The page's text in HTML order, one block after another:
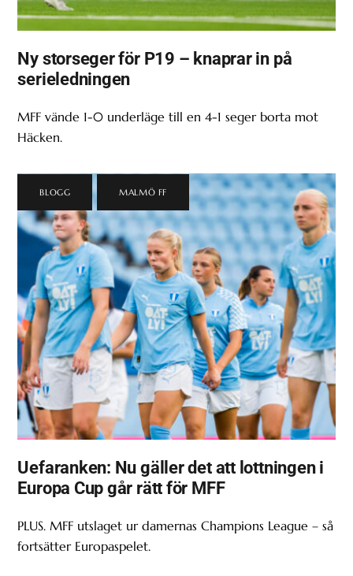
Ny storseger för P19 – knaprar in på
serieledningen
MFF vände 1-0 underläge till en 4-1 seger borta mot
Häcken.
BLOGG , MALMÖ FF
Uefaranken: Nu gäller det att lottningen i
Europa Cup går rätt för MFF
PLUS. MFF utslaget ur damernas Champions League – så
fortsätter Europaspelet.